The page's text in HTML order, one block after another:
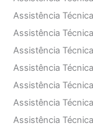
Assistência
Assistência
Assistência
Assistência
Assistência
Assistência
Assistência